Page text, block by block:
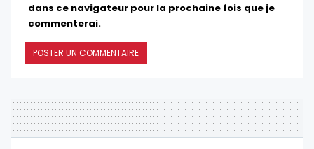
dans ce navigateur pour la prochaine fois que je
commenterai.